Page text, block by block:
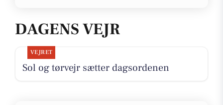
DAGENS VEJR
VEJRET
Sol og tørvejr sætter dagsordenen